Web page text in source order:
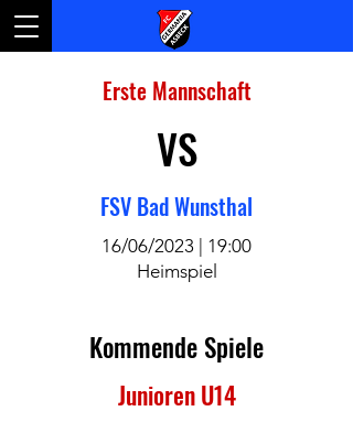
Erste Mannschaft
VS
FSV Bad Wunsthal
16/06/2023 | 19:00
Heimspiel
Kommende Spiele
Junioren U14